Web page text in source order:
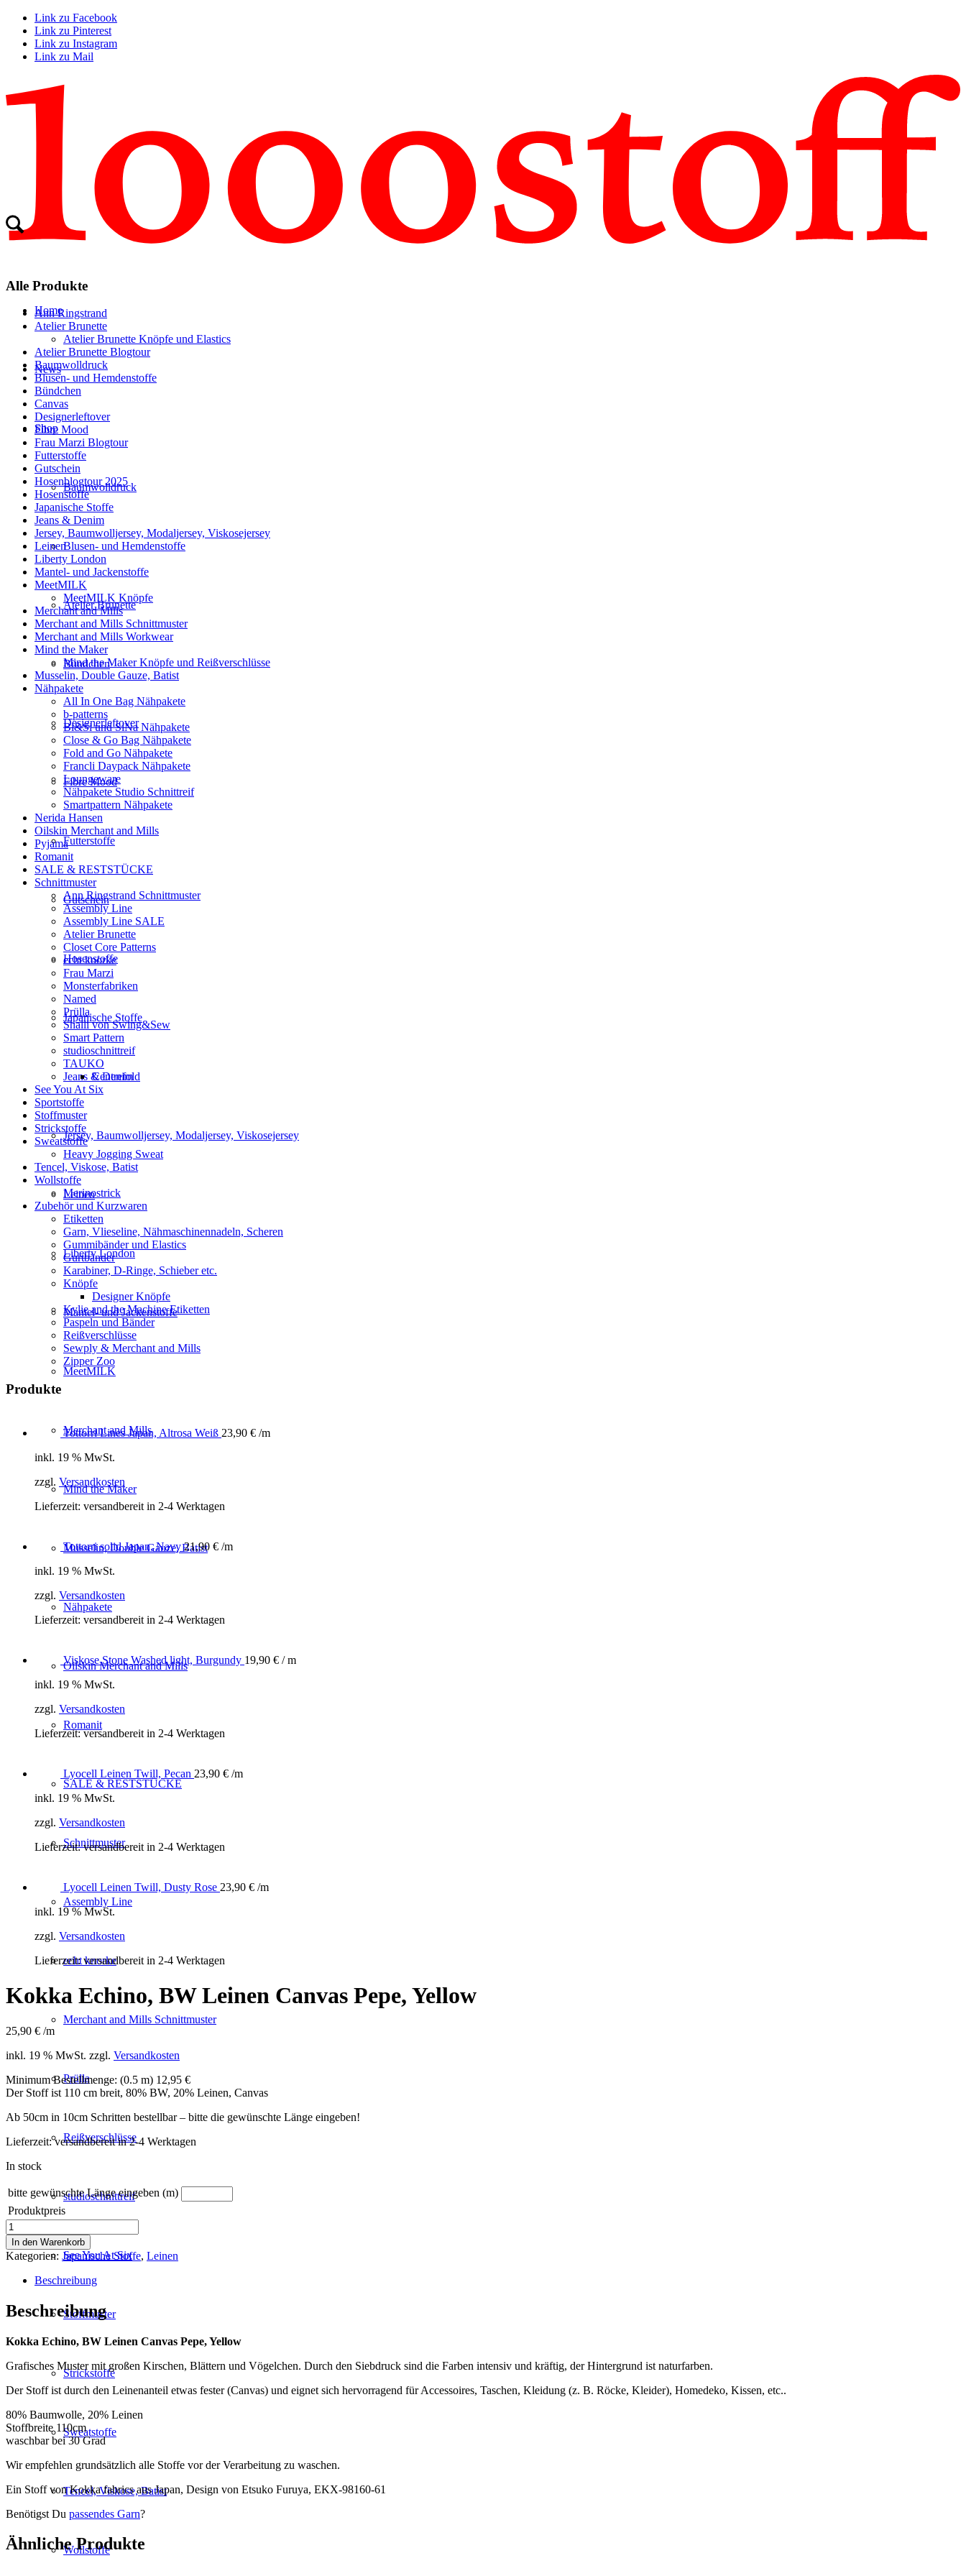
Link zu Facebook
Link zu Pinterest
Link zu Instagram
Link zu Mail
Home
News
Shop
Baumwolldruck
Blusen- und Hemdenstoffe
Atelier Brunette
Bündchen
Designerleftover
Fibre Mood
Futterstoffe
Gutschein
Hosenstoffe
Japanische Stoffe
Jeans & Denim
Jersey, Baumwolljersey, Modaljersey, Viskosejersey
Leinen
Liberty London
Mantel- und Jackenstoffe
MeetMILK
Merchant and Mills
Mind the Maker
Musselin, Double Gauze, Batist
Nähpakete
Oilskin Merchant and Mills
Romanit
SALE & RESTSTÜCKE
Schnittmuster
Assembly Line
echt knorke
Merchant and Mills Schnittmuster
Prülla
Reißverschlüsse
studioschnittreif
See You At Six
Stoffmuster
Strickstoffe
Sweatstoffe
Tencel, Viskose, Batist
Wollstoffe
Alle Produkte
Ann Ringstrand
Atelier Brunette
Atelier Brunette Knöpfe und Elastics
Atelier Brunette Blogtour
Baumwolldruck
Blusen- und Hemdenstoffe
Bündchen
Canvas
Designerleftover
Fibre Mood
Frau Marzi Blogtour
Futterstoffe
Gutschein
Hosenblogtour 2025
Hosenstoffe
Japanische Stoffe
Jeans & Denim
Jersey, Baumwolljersey, Modaljersey, Viskosejersey
Leinen
Liberty London
Mantel- und Jackenstoffe
MeetMILK
MeetMILK Knöpfe
Merchant and Mills
Merchant and Mills Schnittmuster
Merchant and Mills Workwear
Mind the Maker
Mind the Maker Knöpfe und Reißverschlüsse
Musselin, Double Gauze, Batist
Nähpakete
All In One Bag Nähpakete
b-patterns
Bi&Si und SiNa Nähpakete
Close & Go Bag Nähpakete
Fold and Go Nähpakete
Francli Daypack Nähpakete
Loungeware
Nähpakete Studio Schnittreif
Smartpattern Nähpakete
Nerida Hansen
Oilskin Merchant and Mills
Pyjama
Romanit
SALE & RESTSTÜCKE
Schnittmuster
Ann Ringstrand Schnittmuster
Assembly Line
Assembly Line SALE
Atelier Brunette
Closet Core Patterns
echt knorke
Frau Marzi
Monsterfabriken
Named
Prülla
Shalli von Swing&Sew
Smart Pattern
studioschnittreif
TAUKO
Centrefold
See You At Six
Sportstoffe
Stoffmuster
Strickstoffe
Sweatstoffe
Heavy Jogging Sweat
Tencel, Viskose, Batist
Wollstoffe
Merinostrick
Zubehör und Kurzwaren
Etiketten
Garn, Vlieseline, Nähmaschinennadeln, Scheren
Gummibänder und Elastics
Gurtbänder
Karabiner, D-Ringe, Schieber etc.
Knöpfe
Designer Knöpfe
Kylie and the Machine Etiketten
Paspeln und Bänder
Reißverschlüsse
Sewply & Merchant and Mills
Zipper Zoo
Produkte
Tottorri Lines Japan, Altrosa Weiß 23,90 € /m
inkl. 19 % MwSt.
zzgl. Versandkosten
Lieferzeit: versandbereit in 2-4 Werktagen
Tottorri solid Japan, Navy 21,90 € /m
inkl. 19 % MwSt.
zzgl. Versandkosten
Lieferzeit: versandbereit in 2-4 Werktagen
Viskose Stone Washed light, Burgundy 19,90 € / m
inkl. 19 % MwSt.
zzgl. Versandkosten
Lieferzeit:versandbereit in 2-4 Werktagen
Lyocell Leinen Twill, Pecan 23,90 € /m
inkl. 19 % MwSt.
zzgl. Versandkosten
Lieferzeit:versandbereit in 2-4 Werktagen
Lyocell Leinen Twill, Dusty Rose 23,90 € /m
inkl. 19 % MwSt.
zzgl. Versandkosten
Lieferzeit:versandbereit in 2-4 Werktagen
Kokka Echino, BW Leinen Canvas Pepe, Yellow
25,90 € /m
inkl. 19 % MwSt. zzgl. Versandkosten
Minimum Bestellmenge: (0.5 m) 12,95 €
Der Stoff ist 110 cm breit, 80% BW, 20% Leinen, Canvas
Ab 50cm in 10cm Schritten bestellbar – bitte die gewünschte Länge eingeben!
Lieferzeit:versandbereit in 2-4 Werktagen
In stock
bitte gewünschte Länge eingeben (m)
Produktpreis
Kokka
Echino,
BW
Leinen
Canvas
Yellow
Menge
In den Warenkorb
Kategorien: Japanische Stoffe, Leinen
Beschreibung
Beschreibung
Kokka Echino, BW Leinen Canvas Pepe, Yellow
Grafisches Muster mit großen Kirschen, Blättern und Vögelchen. Durch den Siebdruck sind die Farben intensiv und kräftig, der Hintergrund ist naturfarben.
Der Stoff ist durch den Leinenanteil etwas fester (Canvas) und eignet sich hervorragend für Accessoires, Taschen, Kleidung (z. B. Röcke, Kleider), Homedeko, Kissen, etc..
80% Baumwolle, 20% Leinen
Stoffbreite 110cm
waschbar bei 30 Grad
Wir empfehlen grundsätzlich alle Stoffe vor der Verarbeitung zu waschen.
Ein Stoff von Kokka fabrics aus Japan, Design von Etsuko Furuya, EKX-98160-61
Benötigst Du passendes Garn?
Ähnliche Produkte